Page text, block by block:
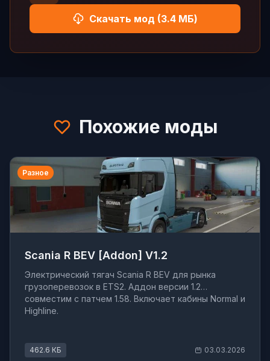
Скачать мод (3.4 МБ)
Похожие моды
Разное
Scania R BEV [Addon] V1.2
Электрический тягач Scania R BEV для рынка
грузоперевозок в ETS2. Аддон версии 1.2
совместим с патчем 1.58. Включает кабины Normal и
Highline.
462.6 КБ 03.03.2026